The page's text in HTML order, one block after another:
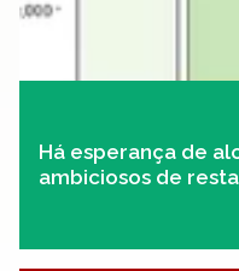
Há esperança de
ambiciosos de